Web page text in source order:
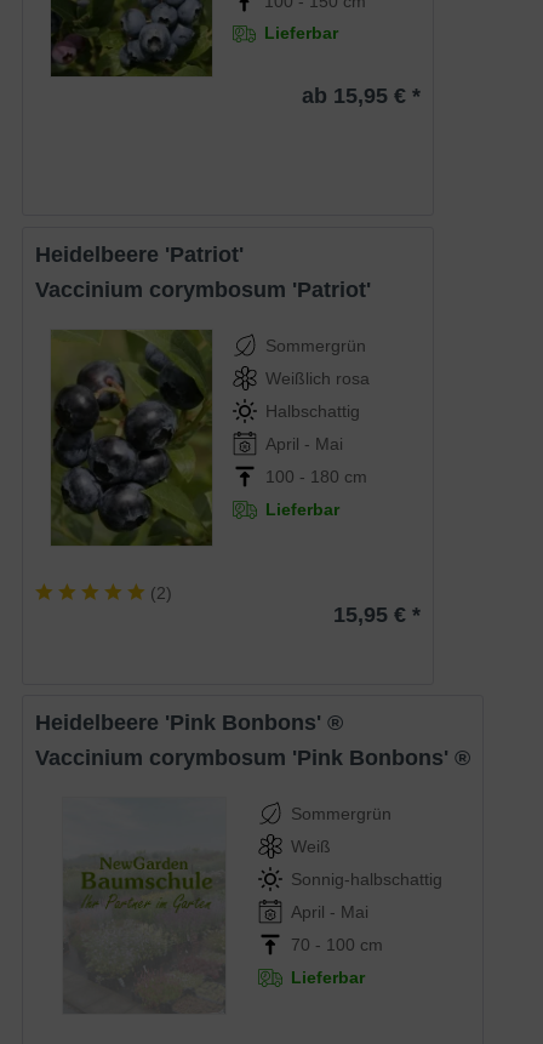
Lieferbar
ab 15,95 € *
Heidelbeere 'Patriot'
Vaccinium corymbosum 'Patriot'
Sommergrün
Weißlich rosa
Halbschattig
April - Mai
100 - 180 cm
Lieferbar
(2)
15,95 € *
Heidelbeere 'Pink Bonbons' ®
Vaccinium corymbosum 'Pink Bonbons' ®
Sommergrün
Weiß
Sonnig-halbschattig
April - Mai
70 - 100 cm
Lieferbar